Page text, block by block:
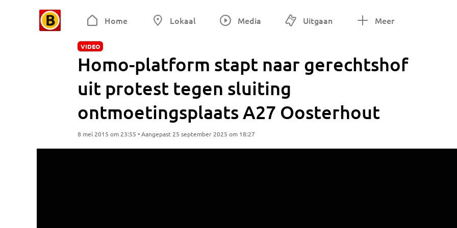
Home Lokaal Media Uitgaan Meer
VIDEO
Homo-platform stapt naar gerechtshof
uit protest tegen sluiting
ontmoetingsplaats A27 Oosterhout
8 mei 2015 om 23:55 • Aangepast 25 september 2025 om 18:27